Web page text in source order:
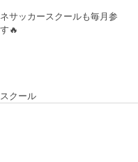
サッカースクールも毎月参
🔥
クール